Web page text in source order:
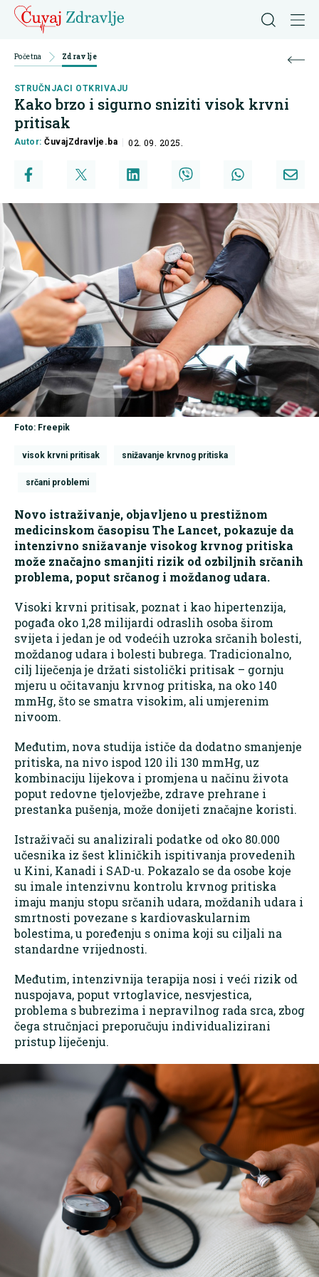
Početna Zdravlje
STRUČNJACI OTKRIVAJU
Kako brzo i sigurno sniziti visok krvni
pritisak
Autor:ČuvajZdravlje.ba 02. 09. 2025.
Foto: Freepik
visok krvni pritisak snižavanje krvnog pritiska
srčani problemi
Novo istraživanje, objavljeno u prestižnom
medicinskom časopisu The Lancet, pokazuje da
intenzivno snižavanje visokog krvnog pritiska
može značajno smanjiti rizik od ozbiljnih srčanih
problema, poput srčanog i moždanog udara.
Visoki krvni pritisak, poznat i kao hipertenzija,
pogađa oko 1,28 milijardi odraslih osoba širom
svijeta i jedan je od vodećih uzroka srčanih bolesti,
moždanog udara i bolesti bubrega. Tradicionalno,
cilj liječenja je držati sistolički pritisak – gornju
mjeru u očitavanju krvnog pritiska, na oko 140
mmHg, što se smatra visokim, ali umjerenim
nivoom.
Međutim, nova studija ističe da dodatno smanjenje
pritiska, na nivo ispod 120 ili 130 mmHg, uz
kombinaciju lijekova i promjena u načinu života
poput redovne tjelovježbe, zdrave prehrane i
prestanka pušenja, može donijeti značajne koristi.
Istraživači su analizirali podatke od oko 80.000
učesnika iz šest kliničkih ispitivanja provedenih
u Kini, Kanadi i SAD-u. Pokazalo se da osobe koje
su imale intenzivnu kontrolu krvnog pritiska
imaju manju stopu srčanih udara, moždanih udara i
smrtnosti povezane s kardiovaskularnim
bolestima, u poređenju s onima koji su ciljali na
standardne vrijednosti.
Međutim, intenzivnija terapija nosi i veći rizik od
nuspojava, poput vrtoglavice, nesvjestica,
problema s bubrezima i nepravilnog rada srca, zbog
čega stručnjaci preporučuju individualizirani
pristup liječenju.